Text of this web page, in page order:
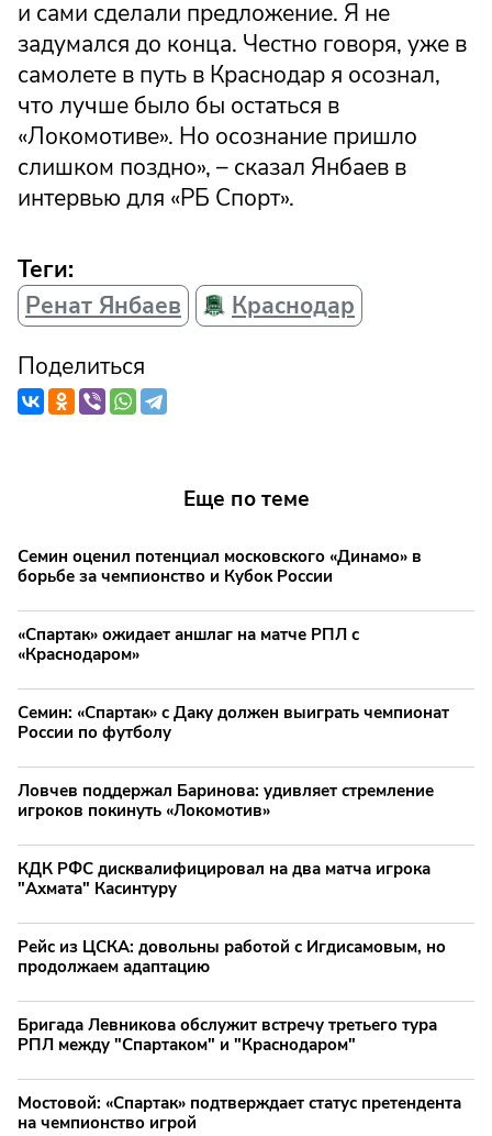
и сами сделали предложение. Я не
задумался до конца. Честно говоря, уже в
самолете в путь в Краснодар я осознал,
что лучше было бы остаться в
«Локомотиве». Но осознание пришло
слишком поздно», – сказал Янбаев в
интервью для «РБ Спорт».
Теги:
Ренат Янбаев
Краснодар
Поделиться
Еще по теме
Семин оценил потенциал московского «Динамо» в
борьбе за чемпионство и Кубок России
«Спартак» ожидает аншлаг на матче РПЛ с
«Краснодаром»
Семин: «Спартак» с Даку должен выиграть чемпионат
России по футболу
Ловчев поддержал Баринова: удивляет стремление
игроков покинуть «Локомотив»
КДК РФС дисквалифицировал на два матча игрока
"Ахмата" Касинтуру
Рейс из ЦСКА: довольны работой с Игдисамовым, но
продолжаем адаптацию
Бригада Левникова обслужит встречу третьего тура
РПЛ между "Спартаком" и "Краснодаром"
Мостовой: «Спартак» подтверждает статус претендента
на чемпионство игрой